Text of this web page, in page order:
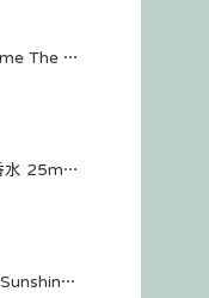
韓國 hetras - Handmade Perfume The Ribbon 50ml
[獨家／禮盒包裝] 韓國UNOVE 香水 25ml（五款任選）＆香氛包包吊飾鑰匙圈
韓國 Tamburins Perfume Born Sunshine 20g